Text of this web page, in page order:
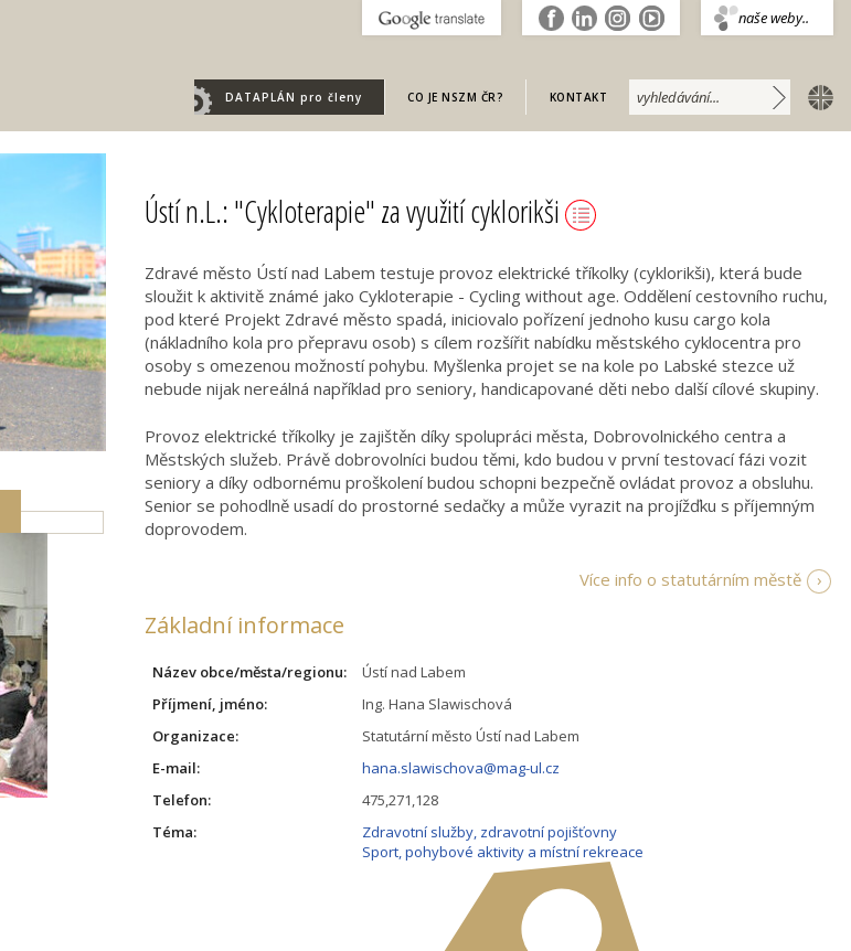
naše weby..
.
DATAPLÁN pro členy CO JE NSZM ČR? KONTAKT english
Ústí n.L.: "Cykloterapie" za využití cyklorikši
Zdravé město Ústí nad Labem testuje provoz elektrické tříkolky (cyklorikši), která bude
sloužit k aktivitě známé jako Cykloterapie - Cycling without age. Oddělení cestovního ruchu,
pod které Projekt Zdravé město spadá, iniciovalo pořízení jednoho kusu cargo kola
(nákladního kola pro přepravu osob) s cílem rozšířit nabídku městského cyklocentra pro
osoby s omezenou možností pohybu. Myšlenka projet se na kole po Labské stezce už
nebude nijak nereálná například pro seniory, handicapované děti nebo další cílové skupiny.
Provoz elektrické tříkolky je zajištěn díky spolupráci města, Dobrovolnického centra a
Městských služeb. Právě dobrovolníci budou těmi, kdo budou v první testovací fázi vozit
seniory a díky odbornému proškolení budou schopni bezpečně ovládat provoz a obsluhu.
Senior se pohodlně usadí do prostorné sedačky a může vyrazit na projížďku s příjemným
doprovodem.
Více info o statutárním městě
Základní informace
Název obce/města/regionu:
Ústí nad Labem
Příjmení, jméno:
Ing. Hana Slawischová
Organizace:
Statutární město Ústí nad Labem
E-mail:
hana.slawischova@mag-ul.cz
Telefon:
475,271,128
Téma:
Zdravotní služby, zdravotní pojišťovny
Sport, pohybové aktivity a místní rekreace